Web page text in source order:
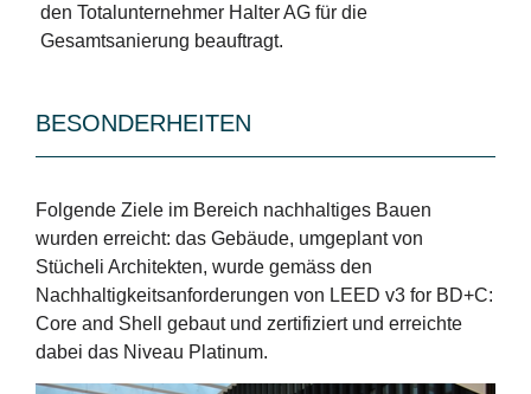
den Totalunternehmer Halter AG für die
Gesamtsanierung beauftragt.
BESONDERHEITEN
Folgende Ziele im Bereich nachhaltiges Bauen
wurden erreicht: das Gebäude, umgeplant von
Stücheli Architekten, wurde gemäss den
Nachhaltigkeitsanforderungen von LEED v3 for BD+C:
Core and Shell gebaut und zertifiziert und erreichte
dabei das Niveau Platinum.